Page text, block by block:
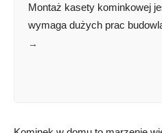
Montaż kasety kominkowej
wymaga dużych prac
→